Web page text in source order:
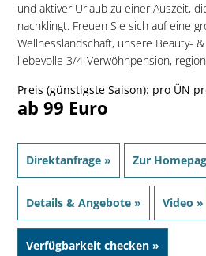
und aktiver Urlaub zu einer Auszeit,
nachklingt. Freuen Sie sich auf eine
Wellnesslandschaft, unsere Beauty-
liebevolle 3/4-Verwöhnpension,
Preis (günstigste Saison): pro ÜN
ab 99 Euro
Direktanfrage » Zur
Details & Angebote » Video »
Verfügbarkeit checken »